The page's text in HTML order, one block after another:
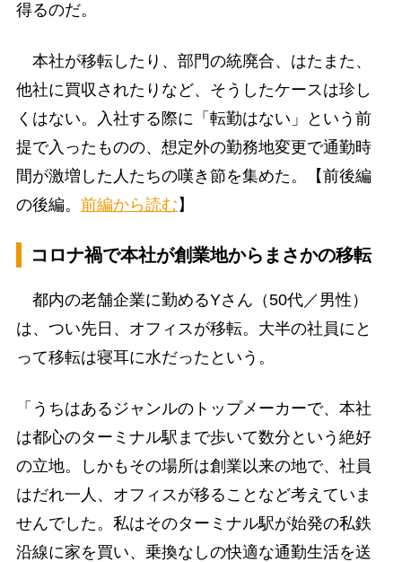
得るのだ。
本社が移転したり、部門の統廃合、はたまた、
他社に買収されたりなど、そうしたケースは珍し
くはない。入社する際に「転勤はない」という前
提で入ったものの、想定外の勤務地変更で通勤時
間が激増した人たちの嘆き節を集めた。【前後編
の後編。 前編から読む 】
コロナ禍で本社が創業地からまさかの移転
都内の老舗企業に勤めるYさん（50代／男性）
は、つい先日、オフィスが移転。大半の社員にと
って移転は寝耳に水だったという。
「うちはあるジャンルのトップメーカーで、本社
は都心のターミナル駅まで歩いて数分という絶好
の立地。しかもその場所は創業以来の地で、社員
はだれ一人、オフィスが移ることなど考えていま
せんでした。私はそのターミナル駅が始発の私鉄
沿線に家を買い、乗換なしの快適な通勤生活を送